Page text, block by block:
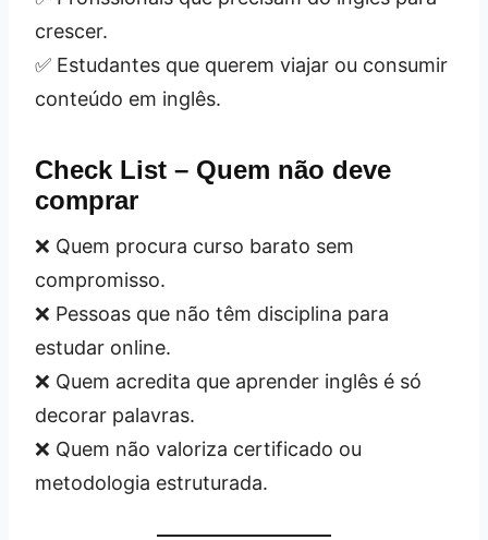
crescer.
✅ Estudantes que querem viajar ou consumir
conteúdo em inglês.
Check List – Quem não deve
comprar
❌ Quem procura curso barato sem
compromisso.
❌ Pessoas que não têm disciplina para
estudar online.
❌ Quem acredita que aprender inglês é só
decorar palavras.
❌ Quem não valoriza certificado ou
metodologia estruturada.